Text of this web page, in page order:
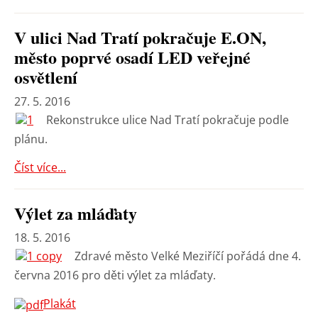
V ulici Nad Tratí pokračuje E.ON,
město poprvé osadí LED veřejné
osvětlení
27. 5. 2016
Rekonstrukce ulice Nad Tratí pokračuje podle
plánu.
Číst více...
Výlet za mláďaty
18. 5. 2016
Zdravé město Velké Meziříčí pořádá dne 4.
června 2016 pro děti výlet za mláďaty.
Plakát